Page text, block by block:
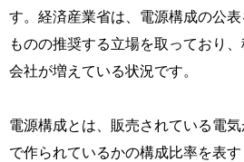
す。経済産業省は、電源構成の公
ものの推奨する立場を取っており
会社が増えている状況です。
電源構成とは、販売されている電
で作られているかの構成比率を表